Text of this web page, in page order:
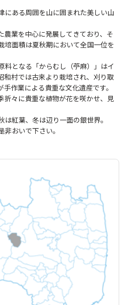
ある周囲を山に囲まれた美しい山
農業を中心に発展してきており、そ
培面積は夏秋期において全国一位を
となる「からむし（苧麻）」はイ
和村では古来より栽培され、刈り取
手作業による貴重な文化遺産です。
折々に貴重な植物が花を咲かせ、見
は紅葉、冬は辺り一面の銀世界。
非おいで下さい。